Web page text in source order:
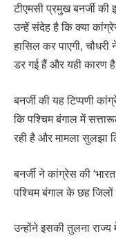
टीएमसी प्रमुख बनर्जी की
उन्हें संदेह है कि क्या
हासिल कर पाएगी,
डर गई हैं और यही कारण
बनर्जी की यह टिप्पणी
कि पश्चिम बंगाल में
रही है और मामला सुलझा
बनर्जी ने कांग्रेस की
पश्चिम बंगाल के छह
उन्होंने इसकी तुलना राज्य